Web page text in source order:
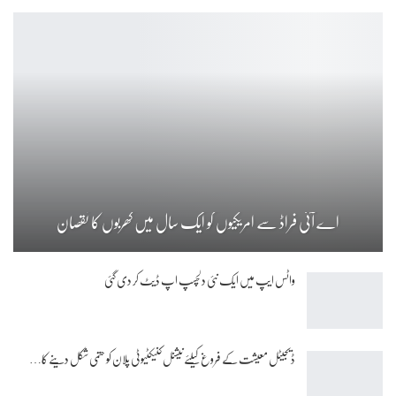
اے آئی فراڈ سے امریکیوں کو ایک سال میں کھربوں کا نقصان
واٹس ایپ میں ایک نئی دلچسپ اپ ڈیٹ کر دی گئی
ڈیجیٹل معیشت کے فروغ کیلئے نیشنل کنیکٹیوٹی پلان کو حتمی شکل دینے کا…